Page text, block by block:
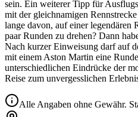
sein. Ein weiterer Tipp für
mit der gleichnamigen
lange davon, auf einer legendären
paar Runden zu drehen? Dann
Nach kurzer Einweisung darf auf
mit einem Aston Martin eine
unterschiedlichen Eindrücke der
Reise zum unvergesslichen
Alle Angaben ohne Gewähr.